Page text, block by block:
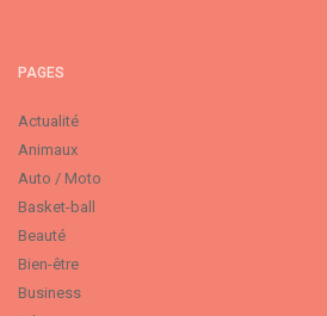
PAGES
Actualité
Animaux
Auto / Moto
Basket-ball
Beauté
Bien-être
Business